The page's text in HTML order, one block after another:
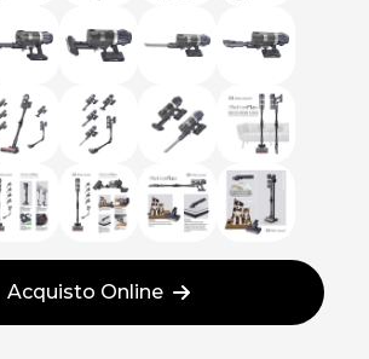
Acquisto Online